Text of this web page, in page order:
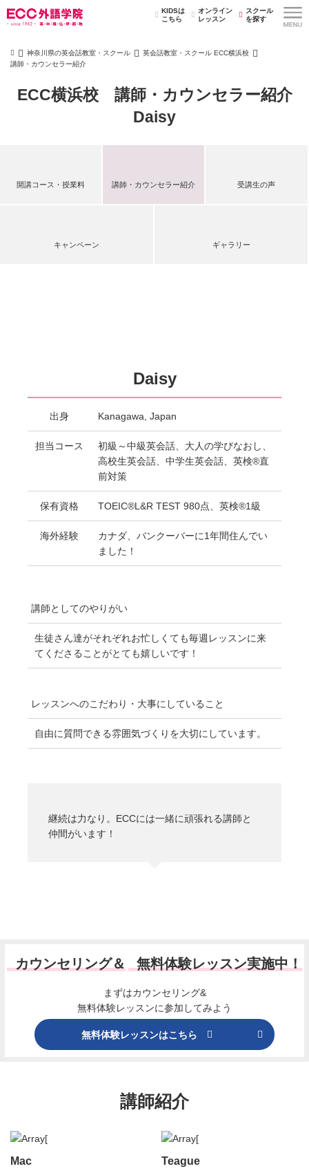
KIDSは
こちら
オンライン
レッスン
スクール
を探す
神奈川県の英会話教室・スクール
英会話教室・スクール ECC横浜校
講師・カウンセラー紹介
ECC横浜校 講師・カウンセラー紹介
Daisy
開講コース・授業料 講師・カウンセラー紹介 受講生の声
キャンペーン ギャラリー
Daisy
出身 Kanagawa, Japan
担当コース
初級～中級英会話、大人の学びなおし、
高校生英会話、中学生英会話、英検®直
前対策
保有資格 TOEIC®L&R TEST 980点、英検®1級
海外経験
カナダ、バンクーバーに1年間住んでい
ました！
講師としてのやりがい
生徒さん達がそれぞれお忙しくても毎週レッスンに来
てくださることがとても嬉しいです！
レッスンへのこだわり・ 大事にしていること
自由に質問できる雰囲気づくりを大切にしています。
継続は力なり。ECCには一緒に頑張れる講師と
仲間がいます！
カウンセリング＆ 無料体験レッスン実施中！
まずはカウンセリング&
無料体験レッスンに参加してみよう
無料体験レッスンはこちら
講師紹介
Mac Teague